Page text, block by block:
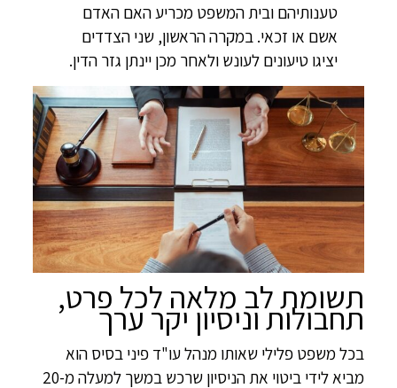
טענותיהם ובית המשפט מכריע האם האדם
אשם או זכאי. במקרה הראשון, שני הצדדים
יציגו טיעונים לעונש ולאחר מכן יינתן גזר הדין.
תשומת לב מלאה לכל פרט,
תחבולות וניסיון יקר ערך
בכל משפט פלילי שאותו מנהל עו"ד פיני בסיס הוא
מביא לידי ביטוי את הניסיון שרכש במשך למעלה מ-20